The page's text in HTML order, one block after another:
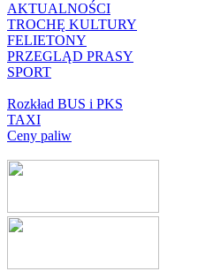
AKTUALNOŚCI
TROCHĘ KULTURY
FELIETONY
PRZEGLĄD PRASY
SPORT
Rozkład BUS i PKS
TAXI
Ceny paliw